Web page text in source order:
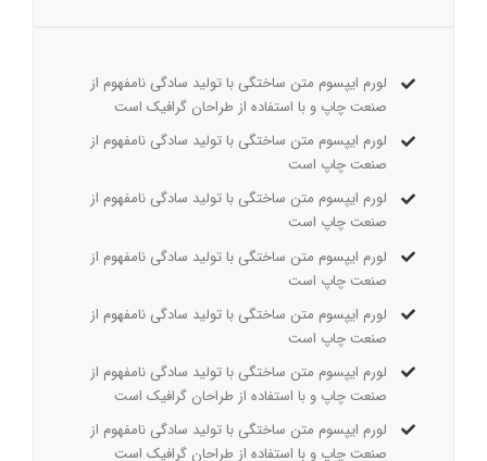
لورم ایپسوم متن ساختگی با تولید سادگی نامفهوم از
صنعت چاپ و با استفاده از طراحان گرافیک است
لورم ایپسوم متن ساختگی با تولید سادگی نامفهوم از
صنعت چاپ است
لورم ایپسوم متن ساختگی با تولید سادگی نامفهوم از
صنعت چاپ است
لورم ایپسوم متن ساختگی با تولید سادگی نامفهوم از
صنعت چاپ است
لورم ایپسوم متن ساختگی با تولید سادگی نامفهوم از
صنعت چاپ است
لورم ایپسوم متن ساختگی با تولید سادگی نامفهوم از
صنعت چاپ و با استفاده از طراحان گرافیک است
لورم ایپسوم متن ساختگی با تولید سادگی نامفهوم از
صنعت چاپ و با استفاده از طراحان گرافیک است